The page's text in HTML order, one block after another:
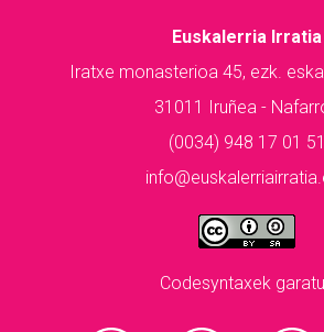
Euskalerria Irratia
Iratxe monasterioa 45, ezk.
31011 Iruñea -
(0034) 948 17 01 51
Codesyntaxek